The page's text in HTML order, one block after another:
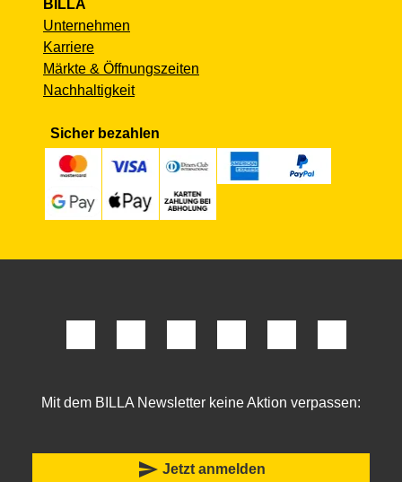
BILLA
Unternehmen
Karriere
Märkte & Öffnungszeiten
Nachhaltigkeit
Sicher bezahlen
Mit dem BILLA Newsletter keine Aktion verpassen:
send Jetzt anmelden